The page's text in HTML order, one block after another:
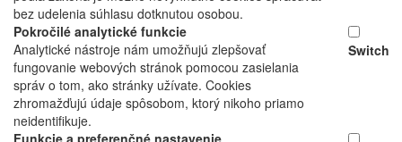
bez udelenia súhlasu dotknutou osobou.
Pokročilé analytické funkcie
Analytické nástroje nám umožňujú zlepšovať
fungovanie webových stránok pomocou zasielania
správ o tom, ako stránky užívate. Cookies
zhromažďujú údaje spôsobom, ktorý nikoho priamo
neidentifikuje.
Switch
Funkcie a preferenčné nastavenie